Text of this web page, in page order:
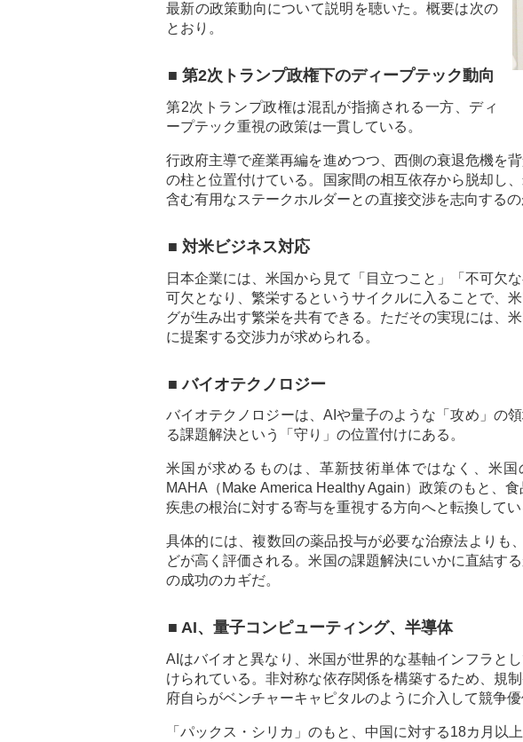
最新の政策動向について説明を聴いた。概要は次の
とおり。
■ 第2次トランプ政権下のディープテック動向
第2次トランプ政権は混乱が指摘される一方、ディ
ープテック重視の政策は一貫している。
行政府主導で産業再編を進めつつ、西側の衰退危機を
の柱と位置付けている。国家間の相互依存から脱却し
含む有用なステークホルダーとの直接交渉を志向するの
■ 対米ビジネス対応
日本企業には、米国から見て「目立つこと」「不可欠
可欠となり、繁栄するというサイクルに入ることで、
グが生み出す繁栄を共有できる。ただその実現には、
に提案する交渉力が求められる。
■ バイオテクノロジー
バイオテクノロジーは、AIや量子のような「攻め」の
る課題解決という「守り」の位置付けにある。
米国が求めるものは、革新技術単体ではなく、米国
MAHA（Make America Healthy Again）政策のもと、
疾患の根治に対する寄与を重視する方向へと転換してい
具体的には、複数回の薬品投与が必要な治療法よりも
どが高く評価される。米国の課題解決にいかに直結す
の成功のカギだ。
■ AI、量子コンピューティング、半導体
AIはバイオと異なり、米国が世界的な基軸インフラと
けられている。非対称な依存関係を構築するため、規
府自らがベンチャーキャピタルのように介入して競争優
「パックス・シリカ」のもと、中国に対する18カ月以